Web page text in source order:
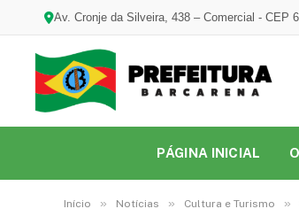
Av. Cronje da Silveira, 438 – Comercial - CEP
PÁGINA INICIAL
Início » Notícias » Cultura e Turismo »